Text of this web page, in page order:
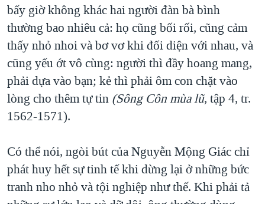
bấy giờ không khác hai người đàn bà bình
thường bao nhiêu cả: họ cũng bối rối, cũng cảm
thấy nhỏ nhoi và bơ vơ khi đối diện với nhau, và
cũng yếu ớt vô cùng: người thì đầy hoang mang,
phải dựa vào bạn; kẻ thì phải ôm con chặt vào
lòng cho thêm tự tin (Sông Côn mùa lũ, tập 4, tr.
1562-1571).
Có thể nói, ngòi bút của Nguyễn Mộng Giác chỉ
phát huy hết sự tinh tế khi dừng lại ở những bức
tranh nho nhỏ và tội nghiệp như thế. Khi phải tả